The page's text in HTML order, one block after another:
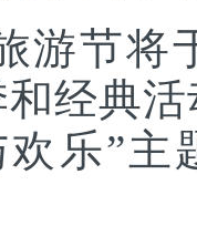
节将于
经典
乐”主